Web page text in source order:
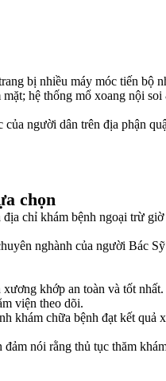
bị nhiều máy móc tiến
hệ thống mổ xoang nội
người dân trên địa phận
chọn
chỉ khám bệnh ngoại trừ
nghành của người Bác
khớp an toàn và tốt
viện theo dõi.
chữa bệnh đạt kết
nói rằng thủ tục thăm